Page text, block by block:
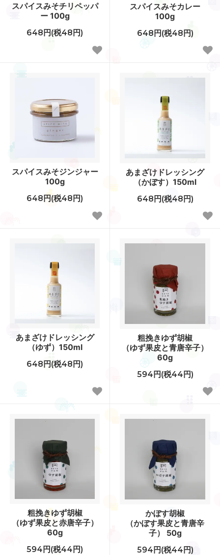
スパイスみそチリペッパ
ー 100g
648円(税48円)
スパイスみそカレー
100g
648円(税48円)
スパイスみそジンジャー
100g
648円(税48円)
あまざけドレッシング
（かぼす）150ml
648円(税48円)
あまざけドレッシング
（ゆず）150ml
648円(税48円)
粗挽きゆず胡椒
（ゆず果皮と青唐辛子）
60g
594円(税44円)
粗挽きゆず胡椒
（ゆず果皮と赤唐辛子）
60g
594円(税44円)
かぼす胡椒
（かぼす果皮と青唐辛
子） 50g
594円(税44円)